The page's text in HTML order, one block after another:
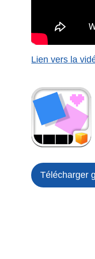
Lien vers la
Télécharger